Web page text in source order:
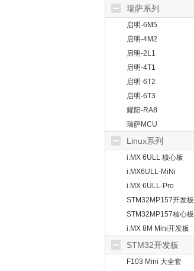
瑞萨系列
启明-6M5
启明-4M2
启明-2L1
启明-4T1
启明-6T2
启明-6T3
耀阳-RA8
瑞萨MCU
Linux系列
i.MX 6ULL 核心板
i.MX6ULL-MiNi
i.MX 6ULL-Pro
STM32MP157开发板
STM32MP157核心板
i.MX 8M Mini开发板
STM32开发板
F103 Mini 大全套